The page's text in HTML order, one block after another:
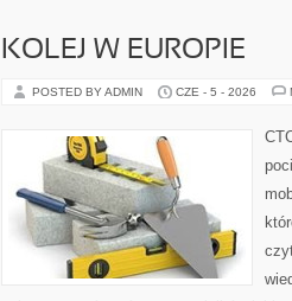
KOLEJ W EUROPIE
POSTED BY ADMIN CZE - 5 - 2026